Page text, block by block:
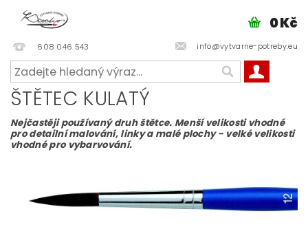
608 046 543 info@vytvarne-potreby.eu
0 Kč
ŠTĚTEC KULATÝ
Nejčastěji používaný druh štětce. Menší velikosti vhodné
pro detailní malování, linky a malé plochy - velké velikosti
vhodné pro vybarvování.